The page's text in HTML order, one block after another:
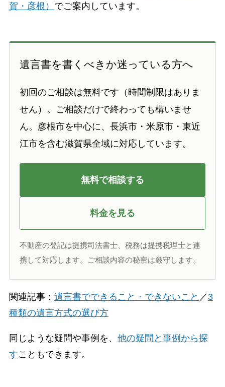
賀・彦根） でご案内しています。
遺言書を書くべきか迷っている方へ
初回のご相談は無料です（時間制限はありま
せん）。ご相談だけで終わっても構いませ
ん。彦根市を中心に、長浜市・米原市・東近
江市を含む滋賀県全域に対応しています。
無料で相談する
料金を見る
不動産の登記は提携司法書士、税務は提携税理士と連
携して対応します。ご相談内容の秘密は厳守します。
関連記事： 遺言書でできること・できないこと ／ 3
種類の遺言方式の選び方
同じような疑問や事例を、 他の疑問と事例から探
すこともできます。